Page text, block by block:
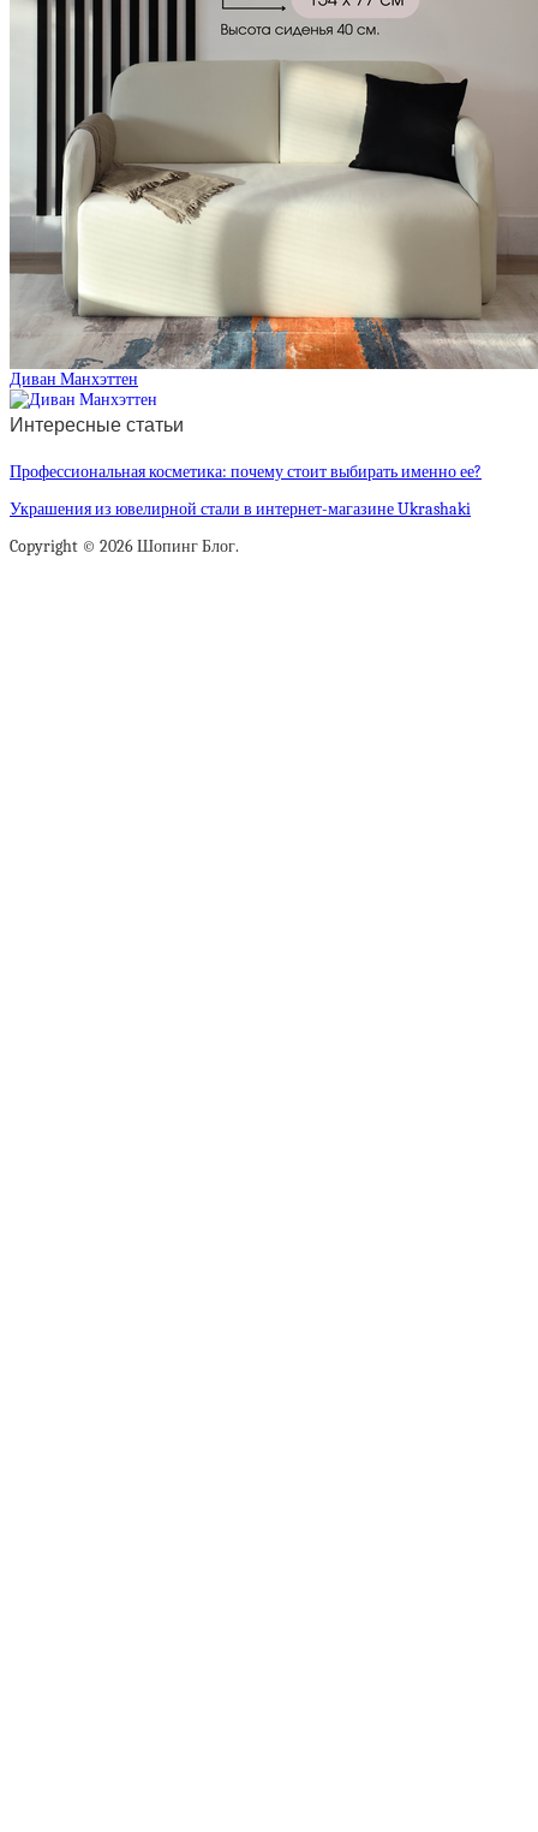
Диван Манхэттен
Интересные статьи
Профессиональная косметика: почему стоит выбирать именно ее?
Украшения из ювелирной стали в интернет-магазине Ukrashaki
Copyright © 2026 Шопинг Блог.